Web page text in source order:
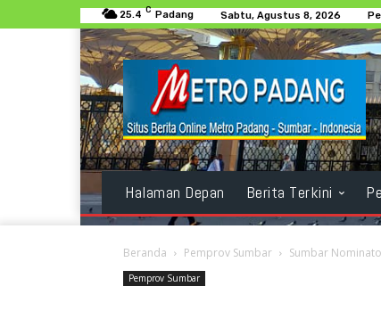
25.4 C Padang Sabtu, Agustus 8, 2026
Halaman Depan Berita Terkini
Beranda Pemprov Sumbar Sumbar
Pemprov Sumbar